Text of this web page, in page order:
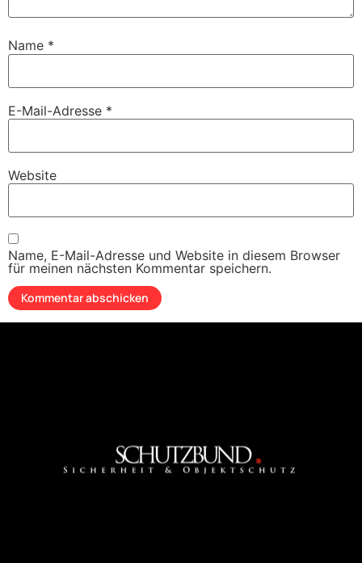
Name *
E-Mail-Adresse *
Website
Name, E-Mail-Adresse und Website in diesem Browser
für meinen nächsten Kommentar speichern.